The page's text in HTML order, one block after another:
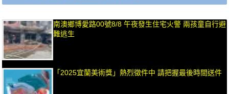
南澳鄉博愛路00號8/8 午夜發生住宅火警 兩孩童自行避
難逃生
「2025宜蘭美術獎」熱烈徵件中 請把握最後時間送件